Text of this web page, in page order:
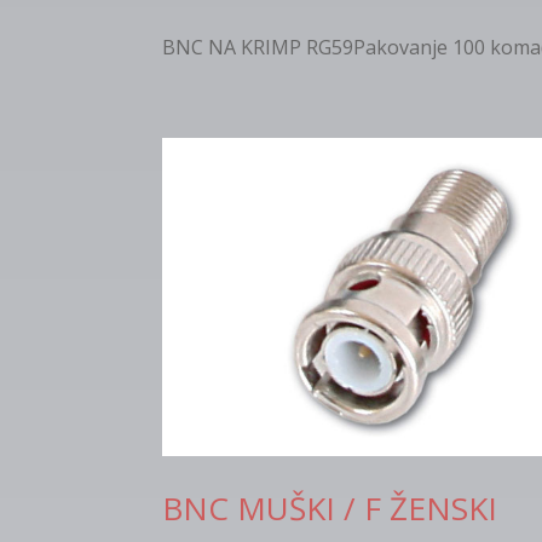
BNC NA KRIMP RG59Pakovanje 100
BNC MUŠKI / F ŽENSKI